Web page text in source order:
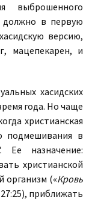
выброшенного
должно в первую
версию,
мацепекарен, и
хасидских
года. Но чаще
христианская
подмешивания в
Ее назначение:
христианской
организм («Кровь
приближать